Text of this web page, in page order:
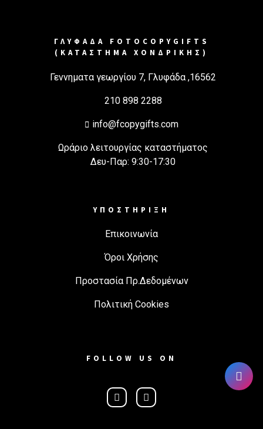
ΓΛΥΦΑΔΑ FOTOCOPYGIFTS
(ΚΑΤΑΣΤΗΜΑ ΧΟΝΔΡΙΚΗΣ)
Γεννηματα γεωργίου 7, Γλυφάδα ,16562
210 898 2288
info@fcopygifts.com
Ωράριο λειτουργίας καταστήματος
Δευ-Παρ: 9:30-17:30
ΥΠΟΣΤΗΡΙΞΗ
Επικοινωνία
Όροι Χρήσης
Προστασία Πρ.Δεδομένων
Πολιτική Cookies
FOLLOW US ON